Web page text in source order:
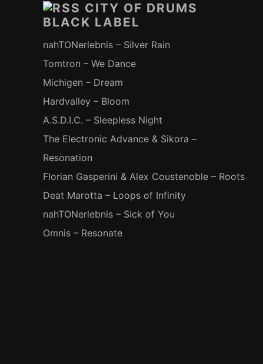
CITY OF DRUMS
BLACK LABEL
nahTONerlebnis – Silver Rain
Tomtron – We Dance
Michigen – Dream
Hardvalley – Bloom
A.S.D.I.C. – Sleepless Night
The Electronic Advance & Sikora –
Resonation
Florian Gasperini & Alex Coustenoble – Roots
Deat Marotta – Loops of Infinity
nahTONerlebnis – Sick of You
Omnis – Resonate